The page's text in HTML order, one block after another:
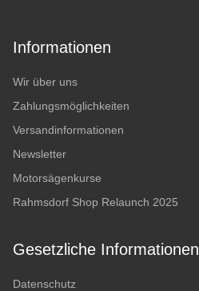
Informationen
Wir über uns
Zahlungsmöglichkeiten
Versandinformationen
Newsletter
Motorsägenkurse
Rahmsdorf Shop Relaunch 2025
Gesetzliche Informationen
Datenschutz